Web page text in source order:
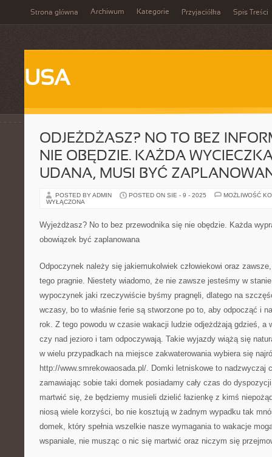
Strona główna Archiwum Kategorie Przyjaciółka Spis Treści
USA
ODJEŻDŻASZ? NO TO BEZ
NIE OBĘDZIE. KAŻDA
UDANA, MUSI BYĆ
POSTED BY ADMIN POSTED ON SIE - 9 - 2025
MOŻLIWOŚĆ
WYŁĄCZONA
Wyjeżdżasz? No to bez przewodnika się nie obędzie. Każda
obowiązek być zaplanowana
Odpoczynek należy się jakiemukolwiek człowiekowi oraz
tego pragnie. Niestety wiadomo, że nie zawsze jesteśmy w
wypoczynek jaki rzeczywiście byśmy pragnęli, dlatego na
wczasy, bo to właśnie ferie są stworzone po to, aby odpocząć i
rok. Z tego powodu w czasie wakacji ludzie odjeżdżają gdzieś, a
czy nad jezioro i tam odpoczywają. Takie wyjazdy wiążą się
w wielu przypadkach na miejsce zakwaterowania wybiera się
http://www.smrekowaosada.pl/. Domki letniskowe to nadzwyczaj
zamawiając sobie taki domek posiadamy cały czas do
martwić się, że będziemy musieli dzielić łazienkę z kimś
niosą wiele korzyści, bo nie kosztują w żadnym wypadku tak
domek, który spełnia wszelkie nasze wymagania to wakacje
wspaniale, nie musząc o nic się martwić oraz niczym się